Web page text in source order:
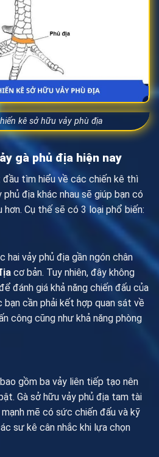
kê sở hữu vảy phù địa
gà phủ địa hiện nay
đầu tìm hiểu về các chiến kê thì
địa khác nhau sẽ giúp bạn có
Cụ thế sẽ có 3 loại phổ biến:
hai vảy phủ địa gần ngón chân
cơ bản. Tuy nhiên, đây không
đánh giá khả năng chiến đấu của
bạn cần phải kết hợp quan sát về
công cũng như khả năng phòng
gồm ba vảy liên tiếp tạo nên
Gà sở hữu vảy phủ địa tam tài
mẽ có sức chiến đấu và kỹ
sư kê cân nhắc khi lựa chọn